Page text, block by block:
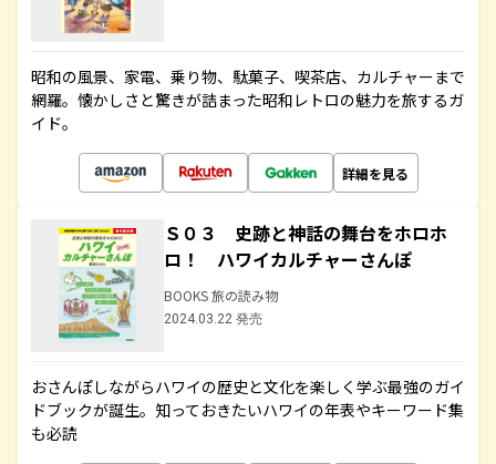
昭和の風景、家電、乗り物、駄菓子、喫茶店、カルチャーまで
網羅。懐かしさと驚きが詰まった昭和レトロの魅力を旅するガ
イド。
詳細を見る
Ｓ０３ 史跡と神話の舞台をホロホ
ロ！ ハワイカルチャーさんぽ
BOOKS 旅の読み物
2024.03.22 発売
おさんぽしながらハワイの歴史と文化を楽しく学ぶ最強のガイ
ドブックが誕生。知っておきたいハワイの年表やキーワード集
も必読